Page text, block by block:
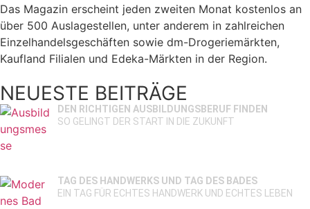
Das Magazin erscheint jeden zweiten Monat kostenlos an
über 500 Auslagestellen, unter anderem in zahlreichen
Einzelhandelsgeschäften sowie dm-Drogeriemärkten,
Kaufland Filialen und Edeka-Märkten in der Region.
NEUESTE BEITRÄGE
DEN RICHTIGEN AUSBILDUNGSBERUF FINDEN
SO GELINGT DER START IN DIE ZUKUNFT
TAG DES HANDWERKS UND TAG DES BADES
EIN TAG FÜR ECHTES HANDWERK UND ECHTES LEBEN